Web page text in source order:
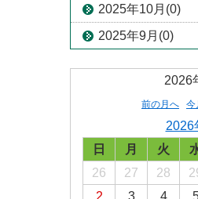
2025年10月(0)
2025年9月(0)
2026
前の月へ 今
2026
日
月 火
26
27 28